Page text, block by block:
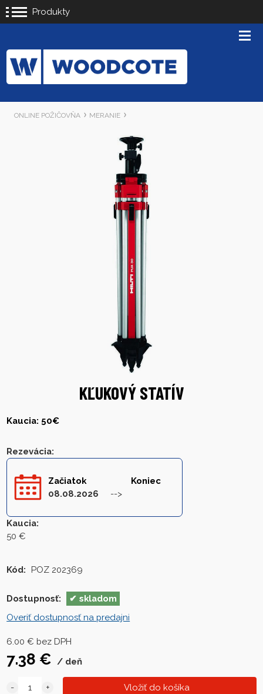
Produkty
ONLINE POŽIČOVŇA MERANIE
KĽUKOVÝ STATÍV
Kaucia: 50€
Rezevácia:
Začiatok
08.08.2026
Koniec
Kaucia:
50 €
Kód: POZ 202369
Dostupnosť:
skladom
Overiť dostupnosť na predajni
6.00 € bez DPH
7.38 € deň